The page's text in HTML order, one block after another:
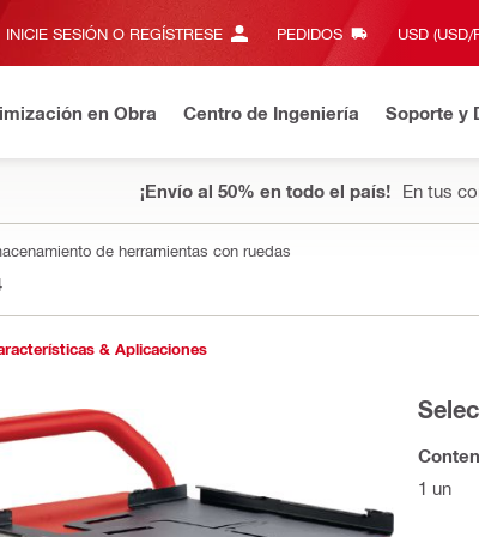
INICIE SESIÓN O REGÍSTRESE PEDIDOS USD (USD/
en Obra Centro de Ingeniería Soporte y
¡Envío al 50% en todo el país! En tus
de herramientas con ruedas
& Aplicaciones
1 un